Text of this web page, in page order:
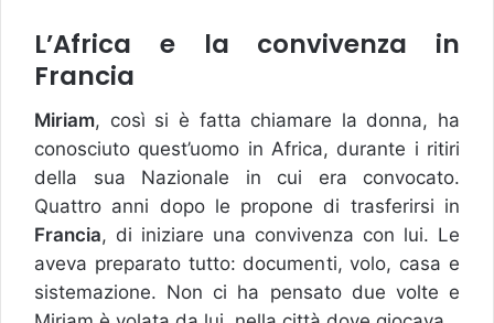
L’Africa e la convivenza in
Francia
Miriam, così si è fatta chiamare la donna, ha
conosciuto quest’uomo in Africa, durante i ritiri
della sua Nazionale in cui era convocato.
Quattro anni dopo le propone di trasferirsi in
Francia, di iniziare una convivenza con lui. Le
aveva preparato tutto: documenti, volo, casa e
sistemazione. Non ci ha pensato due volte e